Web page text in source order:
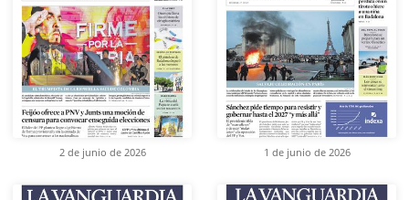
2 de junio de 2026 1 de junio de 2026